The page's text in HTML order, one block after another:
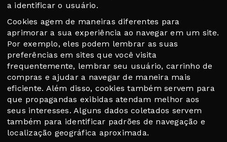
a identificar o usuário.
Cookies agem de maneiras diferentes para
aprimorar a sua experiência ao navegar em um site.
Por exemplo, eles podem lembrar as suas
preferências em sites que você visita
frequentemente, lembrar seu usuário, carrinho de
compras e ajudar a navegar de maneira mais
eficiente. Além disso, cookies também servem para
que propagandas exibidas atendam melhor aos
seus interesses. Alguns dados coletados servem
também para identificar padrões de navegação e
localização geográfica aproximada.